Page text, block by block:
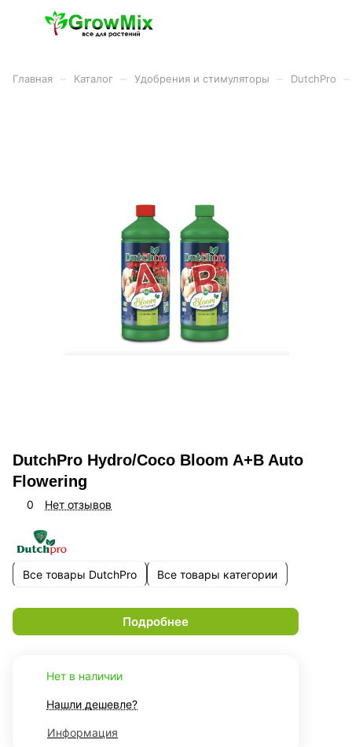
Главная Каталог Удобрения и стимуляторы DutchPro
DutchPro Hydro/Coco Bloom A+B Auto
Flowering
0 Нет отзывов
Все товары DutchPro Все товары категории
Подробнее
Нет в наличии
Нашли дешевле?
Информация